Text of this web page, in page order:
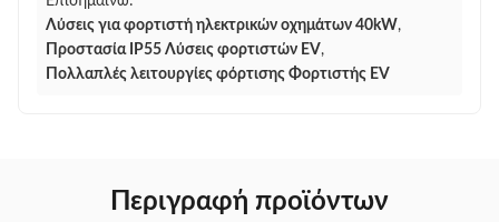
Λύσεις για φορτιστή ηλεκτρικών οχημάτων 40kW,
Προστασία IP55 Λύσεις φορτιστών EV,
Πολλαπλές λειτουργίες φόρτισης Φορτιστής EV
Περιγραφή προϊόντων